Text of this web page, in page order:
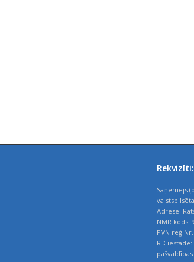
Rekvizīti:
Saņēmējs
Adrese:
NMR kods:
PVN
RD